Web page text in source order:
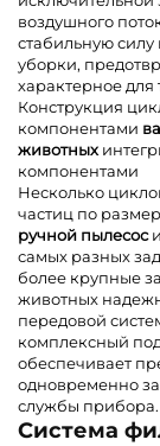
воздушного
стабильную
уборки,
характерное
Конструкция
компонентами
животных
компонентами
Несколько
частиц по
ручной пылесос
самых разных
более крупные
животных
передовой
комплексный
обеспечивает
одновременно
службы прибора.
Система